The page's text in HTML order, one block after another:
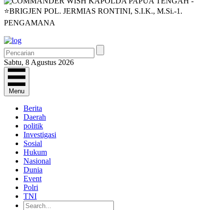
Sabtu, 8 Agustus 2026
Menu
Berita
Daerah
politik
Investigasi
Sosial
Hukum
Nasional
Dunia
Event
Polri
TNI